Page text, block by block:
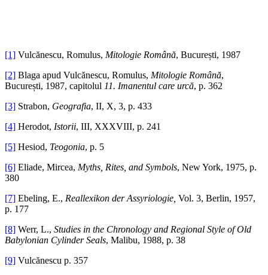
[1] Vulcănescu, Romulus, Mitologie Română, București, 1987
[2] Blaga apud Vulcănescu, Romulus, Mitologie Română,
București, 1987, capitolul 11. Imanentul care urcă, p. 362
[3] Strabon, Geografia, II, X, 3, p. 433
[4] Herodot, Istorii, III, XXXVIII, p. 241
[5] Hesiod, Teogonia, p. 5
[6] Eliade, Mircea, Myths, Rites, and Symbols, New York, 1975, p.
380
[7] Ebeling, E., Reallexikon der Assyriologie, Vol. 3, Berlin, 1957,
p. 177
[8] Werr, L., Studies in the Chronology and Regional Style of Old
Babylonian Cylinder Seals, Malibu, 1988, p. 38
[9] Vulcănescu p. 357